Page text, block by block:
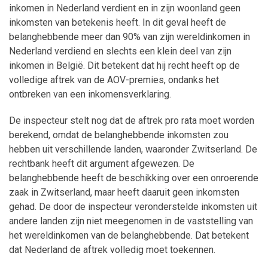
inkomen in Nederland verdient en in zijn woonland geen
inkomsten van betekenis heeft. In dit geval heeft de
belanghebbende meer dan 90% van zijn wereldinkomen in
Nederland verdiend en slechts een klein deel van zijn
inkomen in België. Dit betekent dat hij recht heeft op de
volledige aftrek van de AOV-premies, ondanks het
ontbreken van een inkomensverklaring.
De inspecteur stelt nog dat de aftrek pro rata moet worden
berekend, omdat de belanghebbende inkomsten zou
hebben uit verschillende landen, waaronder Zwitserland. De
rechtbank heeft dit argument afgewezen. De
belanghebbende heeft de beschikking over een onroerende
zaak in Zwitserland, maar heeft daaruit geen inkomsten
gehad. De door de inspecteur veronderstelde inkomsten uit
andere landen zijn niet meegenomen in de vaststelling van
het wereldinkomen van de belanghebbende. Dat betekent
dat Nederland de aftrek volledig moet toekennen.